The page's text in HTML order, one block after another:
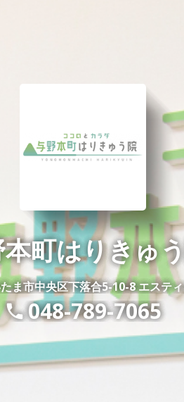
町はりきゅ
ま市中央区下落合5-10-8 エステ
phone048-789-7065